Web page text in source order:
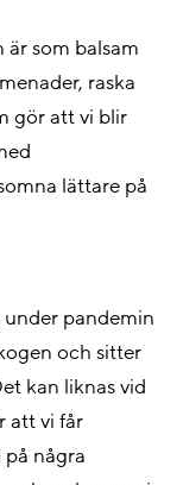
som balsam
raska
gör att vi blir
lättare på
under pandemin
och sitter
kan liknas vid
att vi får
några